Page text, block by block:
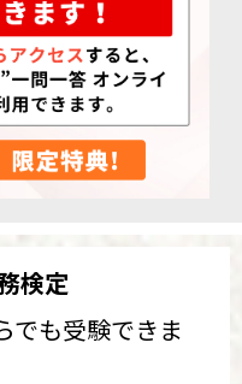
検定
でも受験できま